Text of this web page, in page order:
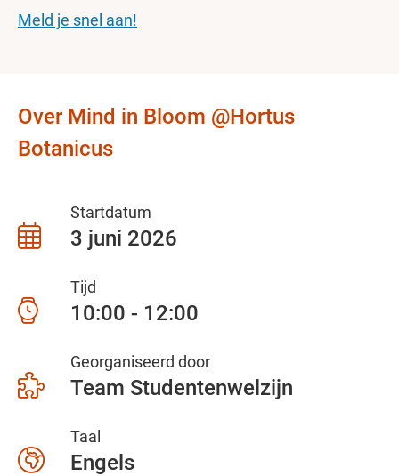
Meld je snel aan!
Over Mind in Bloom @Hortus
Botanicus
Startdatum
3 juni 2026
Tijd
10:00 - 12:00
Georganiseerd door
Team Studentenwelzijn
Taal
Engels